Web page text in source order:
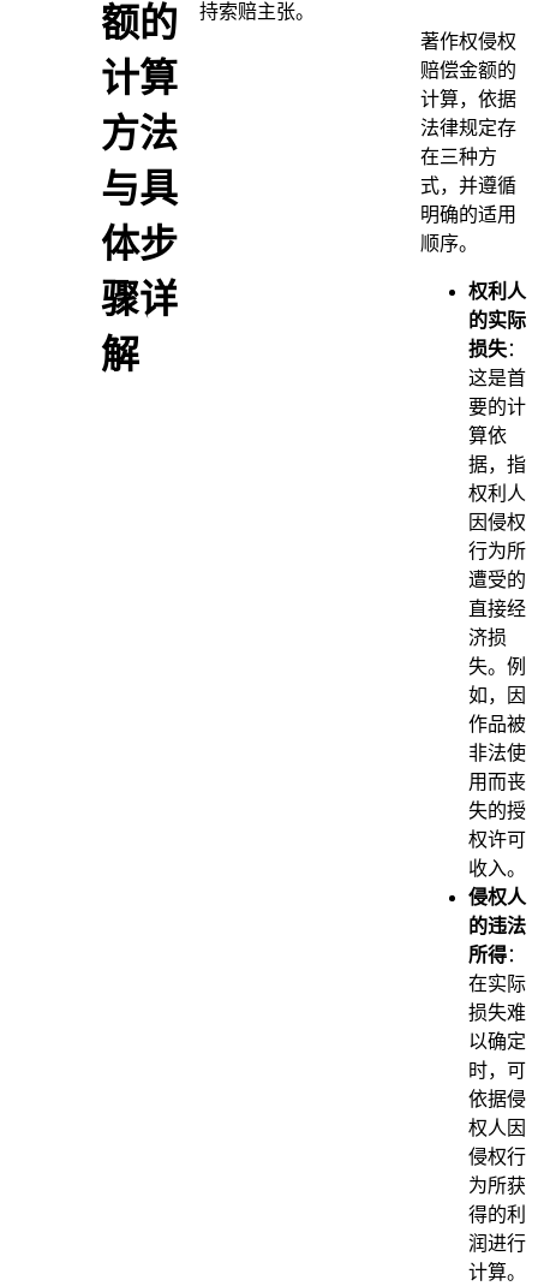
额的
计算
方法
与具
体步
骤详
解
持索赔主张。
著作权侵权
赔偿金额的
计算，依据
法律规定存
在三种方
式，并遵循
明确的适用
顺序。
权利人
的实际
损失：
这是首
要的计
算依
据，指
权利人
因侵权
行为所
遭受的
直接经
济损
失。例
如，因
作品被
非法使
用而丧
失的授
权许可
收入。
侵权人
的违法
所得：
在实际
损失难
以确定
时，可
依据侵
权人因
侵权行
为所获
得的利
润进行
计算。